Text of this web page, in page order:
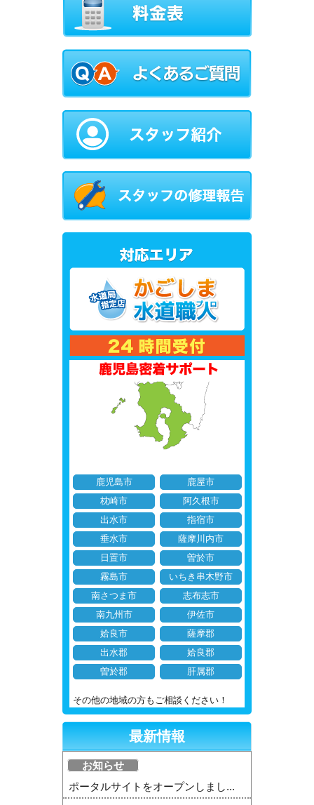
鹿児島市
鹿屋市
枕崎市
阿久根市
出水市
指宿市
垂水市
薩摩川内市
日置市
曽於市
霧島市
いちき串木野市
南さつま市
志布志市
南九州市
伊佐市
姶良市
薩摩郡
出水郡
姶良郡
曽於郡
肝属郡
その他の地域の方もご相談ください！
最新情報
お知らせ
ポータルサイトをオープンしまし...